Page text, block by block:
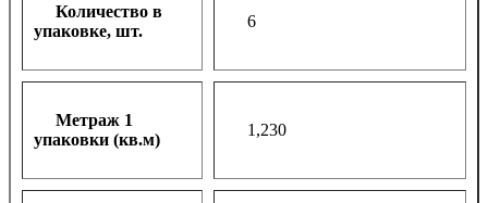
Количество в
упаковке, шт.
6
Метраж 1
упаковки (кв.м)
1,230